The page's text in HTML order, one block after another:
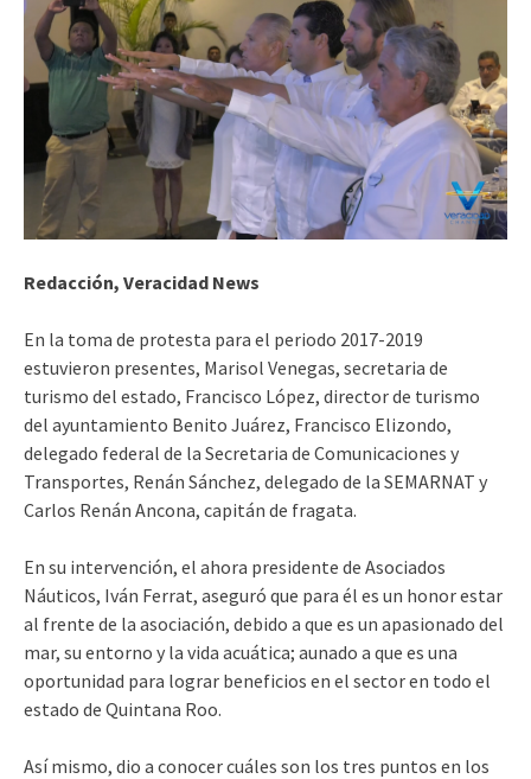
Redacción, Veracidad News
En la toma de protesta para el periodo 2017-2019
estuvieron presentes, Marisol Venegas, secretaria de
turismo del estado, Francisco López, director de turismo
del ayuntamiento Benito Juárez, Francisco Elizondo,
delegado federal de la Secretaria de Comunicaciones y
Transportes, Renán Sánchez, delegado de la SEMARNAT y
Carlos Renán Ancona, capitán de fragata.
En su intervención, el ahora presidente de Asociados
Náuticos, Iván Ferrat, aseguró que para él es un honor estar
al frente de la asociación, debido a que es un apasionado del
mar, su entorno y la vida acuática; aunado a que es una
oportunidad para lograr beneficios en el sector en todo el
estado de Quintana Roo.
Así mismo, dio a conocer cuáles son los tres puntos en los